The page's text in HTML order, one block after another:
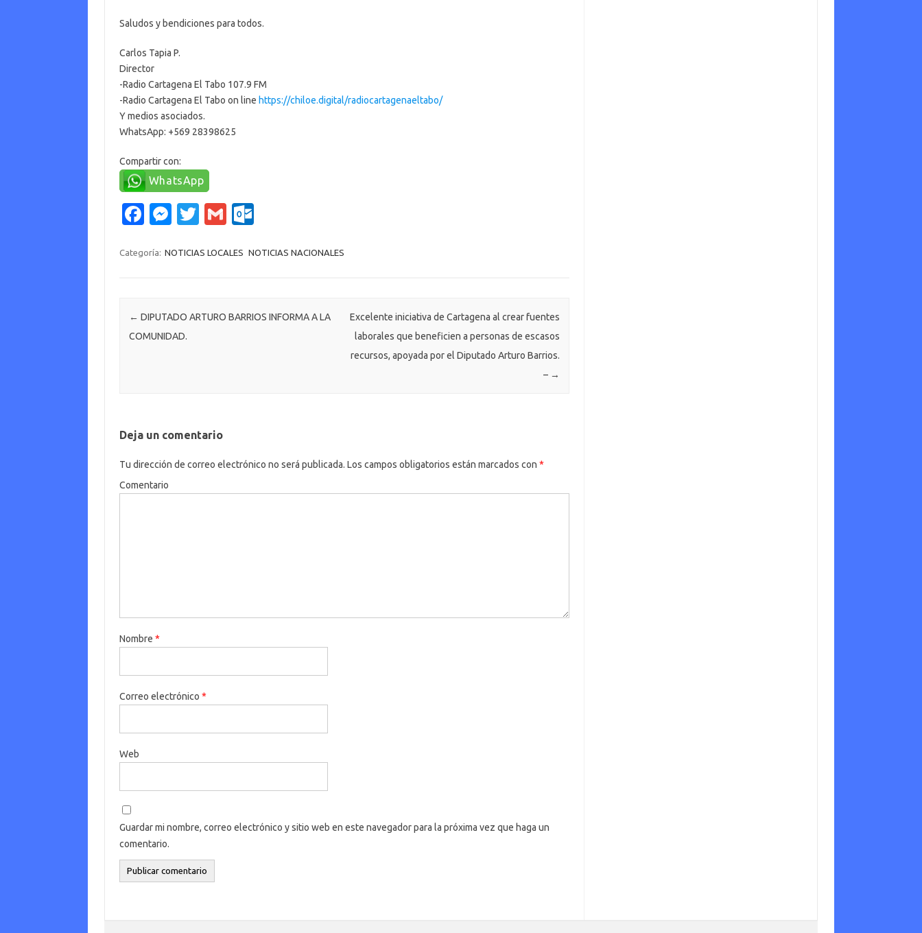
Saludos y bendiciones para todos.
Carlos Tapia P.
Director
-Radio Cartagena El Tabo 107.9 FM
-Radio Cartagena El Tabo on line https://chiloe.digital/radiocartagenaeltabo/
Y medios asociados.
WhatsApp: +569 28398625
Compartir con:
WhatsApp
Fa
e
o
k
M
se
er
T
it
G
ail lo
c
Categoría: NOTICIAS LOCALES NOTICIAS NACIONALES
Navegación de entradas
← DIPUTADO ARTURO BARRIOS INFORMA A LA
COMUNIDAD.
Excelente iniciativa de Cartagena al crear fuentes
laborales que beneficien a personas de escasos
recursos, apoyada por el Diputado Arturo Barrios.
– →
Deja un comentario
Tu dirección de correo electrónico no será publicada. Los campos obligatorios están marcados con *
Comentario
Nombre *
Correo electrónico *
Web
Guardar mi nombre, correo electrónico y sitio web en este navegador para la próxima vez que haga un
comentario.